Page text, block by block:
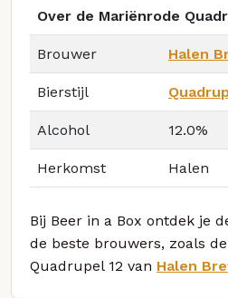
Over de Mariënrode
Brouwer Halen
Bierstijl
Alcohol 12.0%
Herkomst Halen
Bij Beer in a Box ontdek je
de beste brouwers, zoals
Quadrupel 12 van Halen